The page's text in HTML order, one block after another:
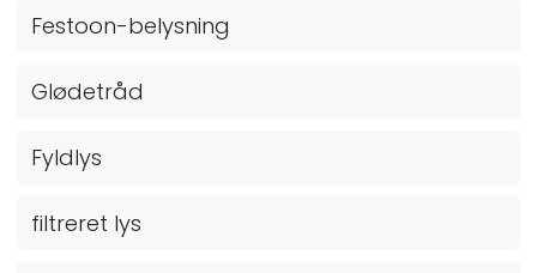
Festoon-belysning
Glødetråd
Fyldlys
filtreret lys